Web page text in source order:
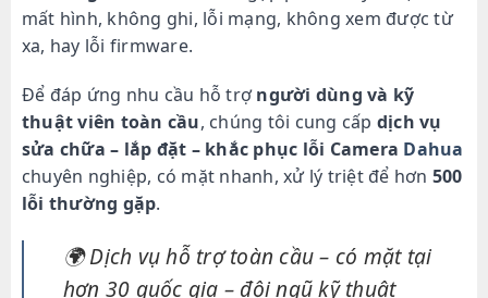
mất hình, không ghi, lỗi mạng, không xem được từ
xa, hay lỗi firmware.
Để đáp ứng nhu cầu hỗ trợngười dùng và kỹ
thuật viên toàn cầu, chúng tôi cung cấp dịch vụ
sửa chữa – lắp đặt – khắc phục lỗi Camera Dahua
chuyên nghiệp, có mặt nhanh, xử lý triệt để hơn 500
lỗi thường gặp.
🌍Dịch vụ hỗ trợ toàn cầu – có mặt tại
hơn 30 quốc gia – đội ngũ kỹ thuật